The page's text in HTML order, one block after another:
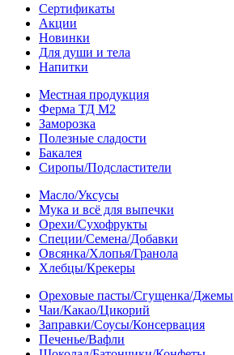
Сертификаты
Акции
Новинки
Для души и тела
Напитки
Местная продукция
Ферма ТД М2
Заморозка
Полезные сладости
Бакалея
Сиропы/Подсластители
Масло/Уксусы
Мука и всё для выпечки
Орехи/Сухофрукты
Специи/Семена/Добавки
Овсянка/Хлопья/Гранола
Хлебцы/Крекеры
Ореховые пасты/Сгущенка/Джемы
Чаи/Какао/Цикорий
Заправки/Соусы/Консервация
Печенье/Вафли